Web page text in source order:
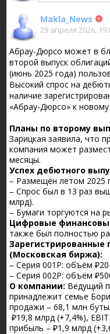
Makla_News
29 апреля 2026,
Абрау-Дюрсо может в
второй выпуск
(июнь 2025 года)
Высокий спрос на
наличие
«Абрау-Дюрсо» к
Планы по второму
Зарицкая заявила, что
компания может
месяцы.
Успех дебютного
– Размещён летом 2025
– Спрос был в 13 раз
млрд).
– Бумаги торгуются на
Цифровые
также был полностью
(Московская биржа):
– Серия 001Р: объём
– Серия 002Р: объём
О компании: Ведущий
принадлежит семье
продажи – 68,1 млн
₽19,8 млрд (+7,4%),
прибыль – ₽1,9 млрд